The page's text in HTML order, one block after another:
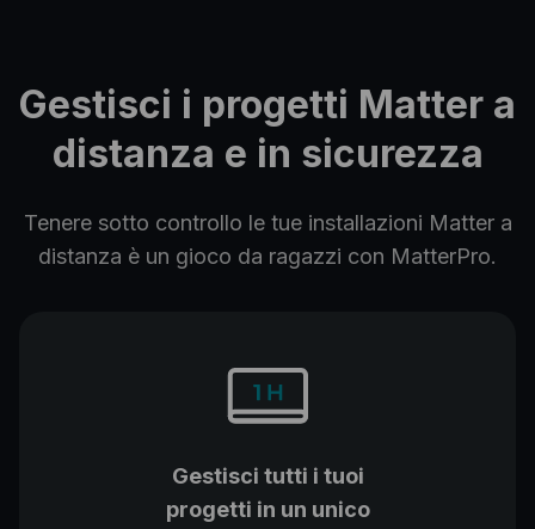
Gestisci i progetti Matter a
distanza e in sicurezza
Tenere sotto controllo le tue installazioni Matter a
distanza è un gioco da ragazzi con MatterPro.
Gestisci tutti i tuoi
progetti in un unico